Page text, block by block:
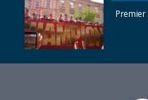
Premier